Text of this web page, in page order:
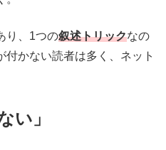
り、1つの叙述トリックなの
かない読者は多く、ネット
い」